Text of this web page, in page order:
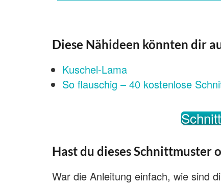
Diese Nähideen könnten dir
Kuschel-Lama
So flauschig – 40 kostenlose
Hast du dieses Schnittmuster
War die Anleitung einfach, wie sind